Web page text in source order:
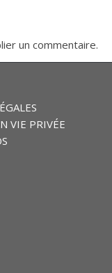
un commentaire.
VIE PRIVÉE